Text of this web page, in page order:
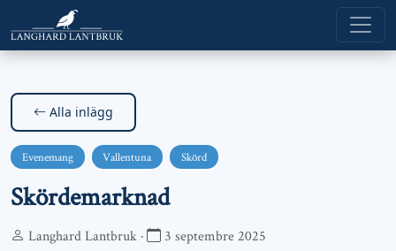
Alla inlägg
Evenemang Vallentuna Skörd
Skördemarknad
Langhard Lantbruk · 3 septembre 2025